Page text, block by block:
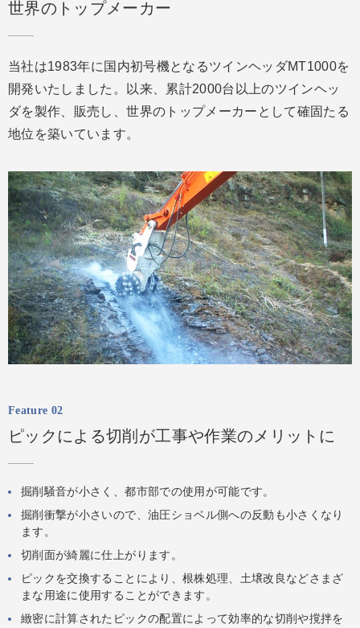
世界のトップメーカー
当社は1983年に国内初号機となるツインヘッダMT1000を
開発いたしました。以来、累計2000台以上のツインヘッ
ダを製作、販売し、世界のトップメーカーとして確固たる
地位を築いています。
Feature 02
ピックによる切削が工事や作業のメリットに
掘削騒音が小さく、都市部での使用が可能です。
掘削衝撃が小さいので、油圧ショベル側への反動も小さくなり
ます。
切削面が綺麗に仕上がります。
ピックを交換することにより、根株処理、土壌改良などさまざ
まな用途に使用することができます。
緻密に計算されたピックの配置によって効率的な切削や撹拌を